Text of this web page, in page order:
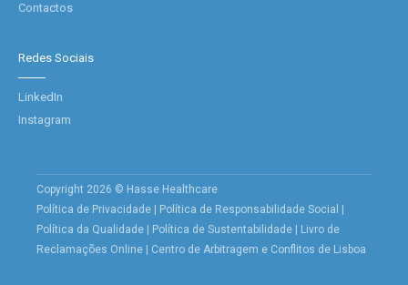
Contactos
Redes Sociais
LinkedIn
Instagram
Copyright 2026 © Hasse Healthcare
Política de Privacidade
Política de Responsabilidade Social
Política da Qualidade
Política de Sustentabilidade
Livro de
Reclamações Online
Centro de Arbitragem e Conflitos de Lisboa